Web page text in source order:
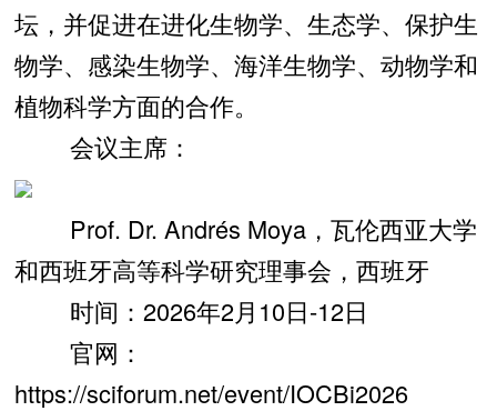
坛，并促进在进化生物学、生态学、保护生
物学、感染生物学、海洋生物学、动物学和
植物科学方面的合作。
会议主席：
Prof. Dr. Andrés Moya，瓦伦西亚大学
和西班牙高等科学研究理事会，西班牙
时间：2026年2月10日-12日
官网：
https://sciforum.net/event/IOCBi2026